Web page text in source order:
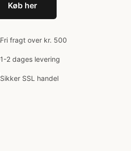
Køb her
Fri fragt over kr. 500
1-2 dages levering
Sikker SSL handel